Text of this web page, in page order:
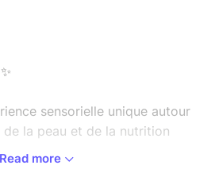
sensorielle unique autour
la peau et de la nutrition
Read more